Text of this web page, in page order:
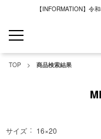
【INFORMATION】令
TOP 商品検索結果
サイズ 16×20